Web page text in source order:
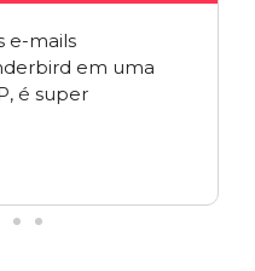
e-mails
em uma
é super